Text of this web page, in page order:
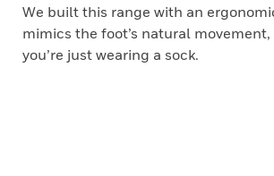
We built this range with an
mimics the foot’s natural
you’re just wearing a sock.